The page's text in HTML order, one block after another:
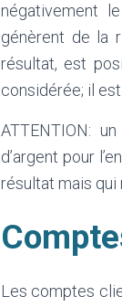
négativement
génèrent de la
résultat, est
considérée; il
ATTENTION:
d’argent pour
résultat mais qui
Les comptes